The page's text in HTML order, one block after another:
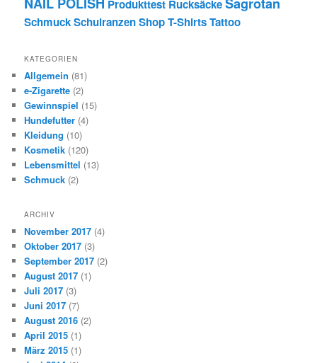
Produkttest Rucksäcke
SchmuckSchulranzenShopT-ShirtsTattoo
KATEGORIEN
Allgemein (81)
e-Zigarette (2)
Gewinnspiel (15)
Hundefutter (4)
Kleidung (10)
Kosmetik (120)
Lebensmittel (13)
Schmuck (2)
ARCHIV
November 2017 (4)
Oktober 2017 (3)
September 2017 (2)
August 2017 (1)
Juli 2017 (3)
Juni 2017 (7)
August 2016 (2)
April 2015 (1)
März 2015 (1)